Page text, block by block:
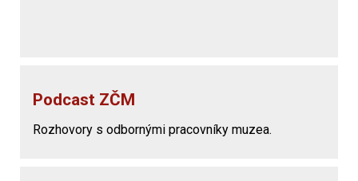
Podcast ZČM
Rozhovory s odbornými pracovníky muzea.